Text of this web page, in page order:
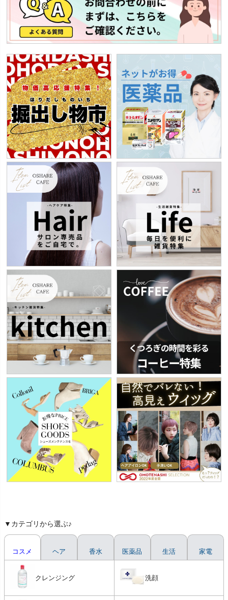
▼カテゴリから選ぶ♪
コスメ
クレンジング 洗顔
ヘア 香水 医薬品 生活 家電